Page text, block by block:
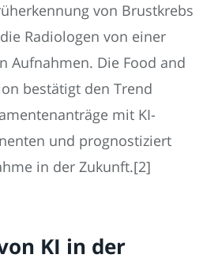
von Brustkrebs
Radiologen von einer
Aufnahmen. Die Food and
bestätigt den Trend
mit KI-
und prognostiziert
in der Zukunft.[2]
KI in der